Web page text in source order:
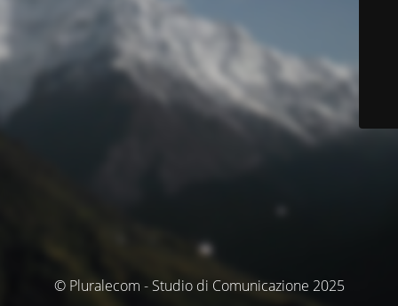
© Pluralecom - Studio di Comunicazione 2025